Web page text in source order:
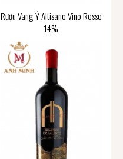
Rượu Vang Ý Altisano Vino Rosso
14%